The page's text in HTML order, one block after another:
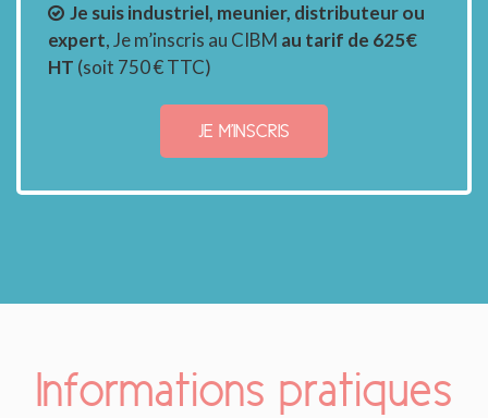
Je suis industriel, meunier, distributeur ou
expert, Je m’inscris au CIBM au tarif de 625€
HT (soit 750 € TTC)
JE M'INSCRIS
Informations pratiques